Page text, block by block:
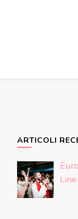
ARTICOLI